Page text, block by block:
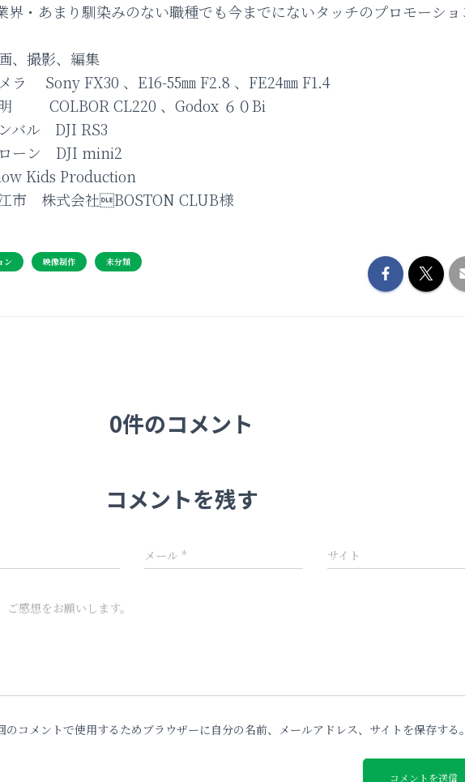
・あまり馴染みのない職種でも今までにないタッチのプロモーショ
撮影、編集
Sony FX30 、E16-55㎜ F2.8 、FE24㎜ F1.4
CL220 、Godox ６０Bi
DJI RS3
DJI mini2
Kids Production
市 株式会社BOSTON CLUB様
ン 映像制作 未分類
0件のコメント
コメントを残す
メール* サイト
ご感想をお願いします。
のコメントで使用するためブラウザーに自分の名前、メールアドレス、サイトを保存する。